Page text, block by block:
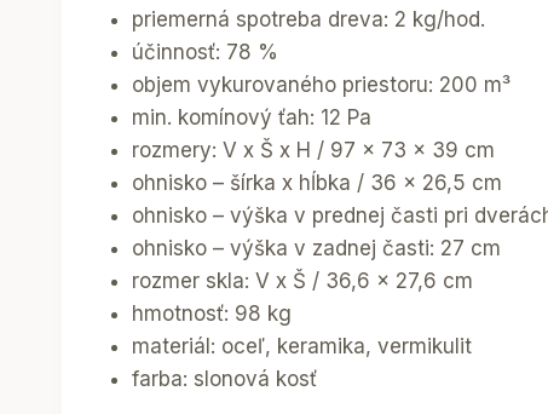
priemerná spotreba dreva: 2 kg/hod.
účinnosť: 78 %
objem vykurovaného priestoru: 200 m³
min. komínový ťah: 12 Pa
rozmery: V x Š x H / 97 x 73 x 39 cm
ohnisko – šírka x hĺbka / 36 x 26,5 cm
ohnisko – výška v prednej časti pri
ohnisko – výška v zadnej časti: 27 cm
rozmer skla: V x Š / 36,6 x 27,6 cm
hmotnosť: 98 kg
materiál: oceľ, keramika, vermikulit
farba: slonová kosť